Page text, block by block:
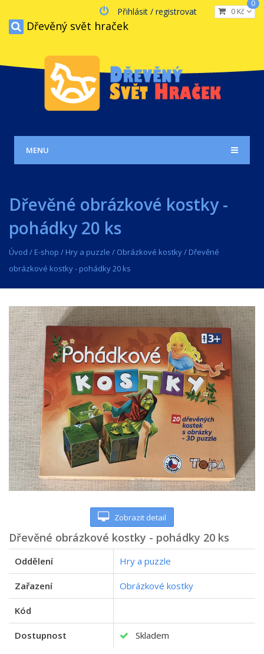
0 Kč
0
Přihlásit / registrovat
Dřevěný svět hraček
MENU
Dřevěné obrázkové kostky -
pohádky 20 ks
Úvod / E-shop / Hry a puzzle / Obrázkové kostky/ Dřevěné
obrázkové kostky - pohádky 20 ks
Zobrazit detail
Dřevěné obrázkové kostky - pohádky 20 ks
Oddělení Hry a puzzle
Zařazení Obrázkové kostky
Kód
Dostupnost Skladem